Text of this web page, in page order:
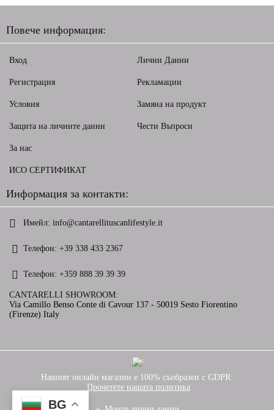
Повече информация:
Вход
Регистрация
Условия
Защита на личните данни
Лични Данни
Рекламации
Замяна на продукт
Чести Въпроси
За нас
ИСО СЕРТИФИКАТ
Информация за контакти:
Имейл: info@cantarellituscanlifestyle.it
Телефон: +39 338 433 2367
Телефон: +359 888 39 39 39
CANTARELLI SHOWROOM:
Via Camillo Benso Conte di Cavour 137 - 50019 Sesto Fiorentino
(Firenze) Italy
GDPR
Нашият онлайн магазин е 100% съобразен с GDPR.
Прочетете нашата политика
BG